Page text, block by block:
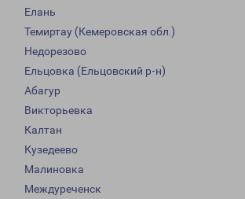
Елань
Темиртау (Кемеровская обл.)
Недорезово
Ельцовка (Ельцовский р-н)
Абагур
Викторьевка
Калтан
Кузедеево
Малиновка
Междуреченск